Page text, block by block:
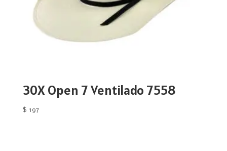
30X Open 7 Ventilado 7558
$ 197